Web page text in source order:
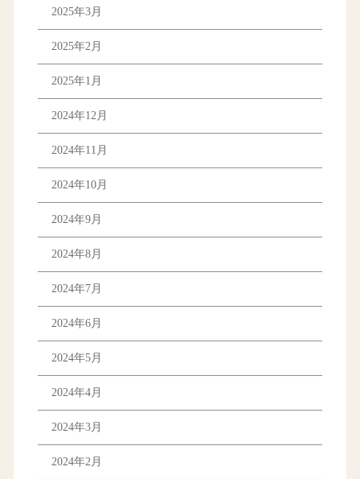
2025年3月
2025年2月
2025年1月
2024年12月
2024年11月
2024年10月
2024年9月
2024年8月
2024年7月
2024年6月
2024年5月
2024年4月
2024年3月
2024年2月